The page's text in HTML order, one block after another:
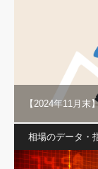
【2024年11月
相場のデータ・